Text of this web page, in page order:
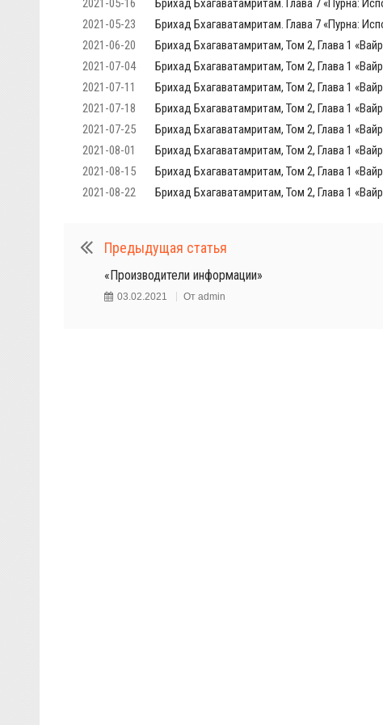
2021-05-16
Брихад Бхагаватамритам. Глава 7 «Пурна:
2021-05-23
Брихад Бхагаватамритам. Глава 7 «Пурна:
2021-06-20
Брихад Бхагаватамритам, Том 2, Глава 1
2021-07-04
Брихад Бхагаватамритам, Том 2, Глава 1
2021-07-11
Брихад Бхагаватамритам, Том 2, Глава 1
2021-07-18
Брихад Бхагаватамритам, Том 2, Глава 1
2021-07-25
Брихад Бхагаватамритам, Том 2, Глава 1
2021-08-01
Брихад Бхагаватамритам, Том 2, Глава 1
2021-08-15
Брихад Бхагаватамритам, Том 2, Глава 1
2021-08-22
Брихад Бхагаватамритам, Том 2, Глава 1
Предыдущая статья
«Производители информации»
03.02.2021 От admin